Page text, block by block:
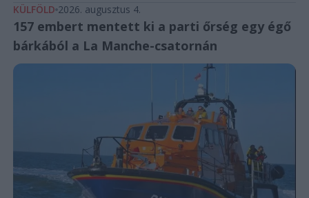
KÜLFÖLD 2026. augusztus 4.
157 embert mentett ki a parti őrség egy égő
bárkából a La Manche-csatornán